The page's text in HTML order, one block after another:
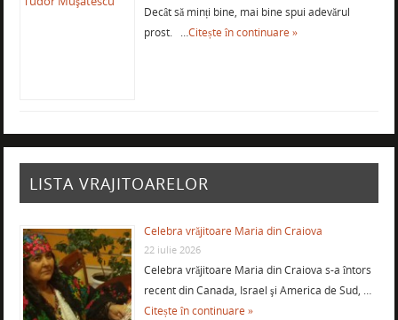
Decât să minți bine, mai bine spui adevărul
prost. …Citește în continuare »
LISTA VRAJITOARELOR
Celebra vrăjitoare Maria din Craiova
22 iulie 2026
Celebra vrăjitoare Maria din Craiova s-a întors
recent din Canada, Israel şi America de Sud, …
Citește în continuare »